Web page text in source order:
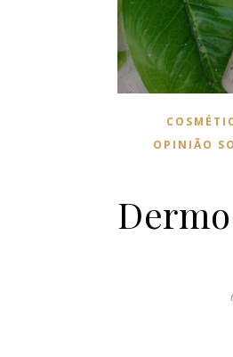
OPINIÃO